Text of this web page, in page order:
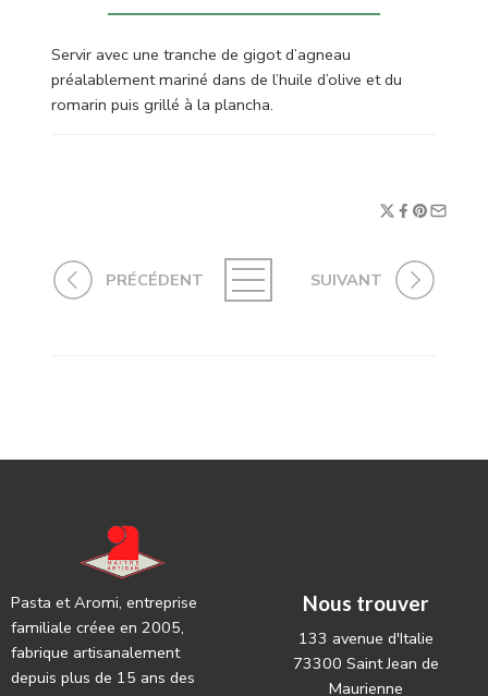
Servir avec une tranche de gigot d’agneau
préalablement mariné dans de l’huile d’olive et du
romarin puis grillé à la plancha.
PRÉCÉDENT SUIVANT
Pasta et Aromi, entreprise
familiale créee en 2005,
fabrique artisanalement
depuis plus de 15 ans des
Nous trouver
133 avenue d'Italie
73300 Saint Jean de
Maurienne